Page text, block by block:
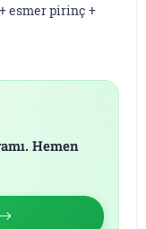
esmer pirinç +
Hemen